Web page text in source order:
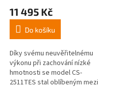
11 495 Kč
Do košíku
Díky svému neuvěřitelnému
výkonu při zachování nízké
hmotnosti se model CS-
2511TES stal oblíbeným mezi